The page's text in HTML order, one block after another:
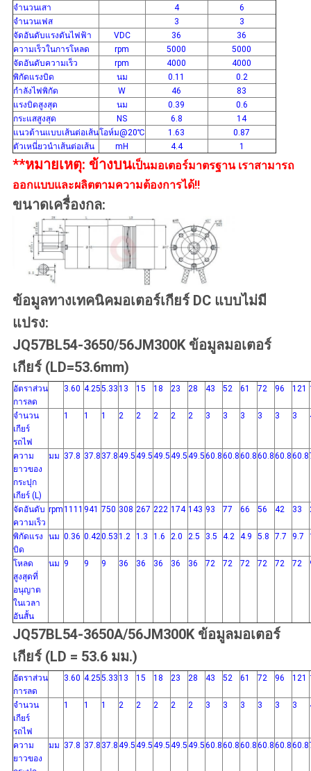
จำนวนเสา
4
6
จำนวนเฟส
3
3
จัดอันดับแรงดันไฟฟ้า
VDC 36
36
ความเร็วในการโหลด
rpm 5000
5000
จัดอันดับความเร็ว
rpm 4000
4000
พิกัดแรงบิด
นม 0.11
0.2
กำลังไฟพิกัด
W 46
83
แรงบิดสูงสุด
นม 0.39
0.6
กระแสสูงสุด
NS 6.8
14
แนวต้านแบบเส้นต่อเส้นโอห์ม@20℃ 1.63
0.87
ตัวเหนี่ยวนำเส้นต่อเส้น
mH 4.4 1
**หมายเหตุ: ข้างบนเป็นมอเตอร์มาตรฐาน เราสามารถ
ออกแบบและผลิตตามความต้องการได้!!
ขนาดเครื่องกล:
ข้อมูลทางเทคนิคมอเตอร์เกียร์ DC แบบไม่มี
แปรง:
JQ57BL54-3650/56JM300K ข้อมูลมอเตอร์
เกียร์ (LD=53.6mm)
อัตราส่วน
การลด
3.60 4.255.3313 15 18 23 28 43 52 61 72 96 121
จำนวน
เกียร์
รถไฟ
1 1 1 2 2 2 2 2 3 3 3 3 3 3
ความ
ยาวของ
กระปุก
เกียร์ (L)
มม 37.8 37.8 37.849.549.549.549.549.560.860.860.860.860.860.8
จัดอันดับ
ความเร็ว
rpm1111 941 750 308 267 222 174 143 93 77 66 56 42 33
พิกัดแรง
บิด
นม 0.36 0.420.531.2 1.3 1.6 2.0 2.5 3.5 4.2 4.9 5.8 7.7 9.7
โหลด
สูงสุดที่
อนุญาต
ในเวลา
อันสั้น
นม 9 9 9 36 36 36 36 36 72 72 72 72 72 72
JQ57BL54-3650A/56JM300K ข้อมูลมอเตอร์
เกียร์ (LD = 53.6 มม.)
อัตราส่วน
การลด
3.60 4.255.3313 15 18 23 28 43 52 61 72 96 121
จำนวน
เกียร์
รถไฟ
1 1 1 2 2 2 2 2 3 3 3 3 3 3
ความ
ยาวของ
มม 37.8 37.8 37.849.549.549.549.549.560.860.860.860.860.860.8